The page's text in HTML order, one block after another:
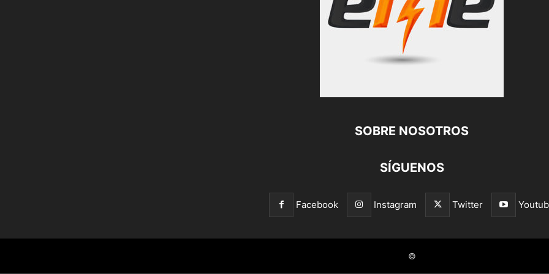
SOBRE NOSOTROS
SÍGUENOS
Facebook Instagram Twitter
©